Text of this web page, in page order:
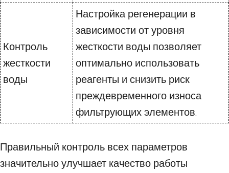
Контроль
жесткости
воды
Настройка регенерации в
зависимости от уровня
жесткости воды позволяет
оптимально использовать
реагенты и снизить риск
преждевременного износа
фильтрующих элементов.
Правильный контроль всех параметров
значительно улучшает качество работы